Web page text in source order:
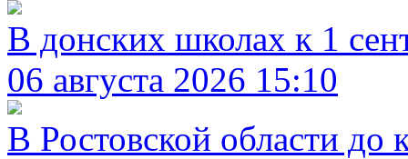
В донских школах к 1
06 августа 2026 15:10
В Ростовской области до